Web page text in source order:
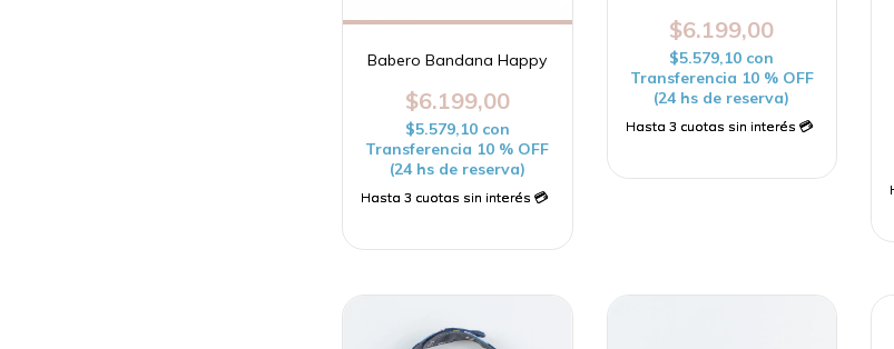
Babero Bandana Happy
$6.199,00
$5.579,10 con
Transferencia 10 % OFF
(24 hs de reserva)
$6.199,00
$5.579,10 con
Transferencia 10 % OFF
(24 hs de reserva)